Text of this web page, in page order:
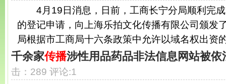
4月19日消息，日前，工商长宁分局顺利完成
的登记申请，向上海乐拍文化传播有限公司颁发
局根据市工商局十六条政策中允许以域名权出资
千余家传播涉性用品药品非法信息网站被依
击：289 评论:1